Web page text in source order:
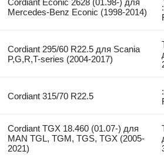
Cordiant Econic 2628 (01.98-) для
Mercedes-Benz Econic (1998-2014)
Cordiant 295/60 R22.5 для Scania
P,G,R,T-series (2004-2017)
Cordiant 315/70 R22.5
Cordiant TGX 18.460 (01.07-) для
MAN TGL, TGM, TGS, TGX (2005-
2021)